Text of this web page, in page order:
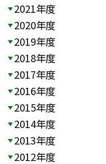
2021年度
2020年度
2019年度
2018年度
2017年度
2016年度
2015年度
2014年度
2013年度
2012年度